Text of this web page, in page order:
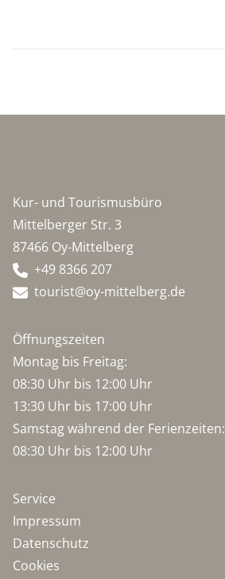
Kur- und Tourismusbüro
Mittelberger Str. 3
87466 Oy-Mittelberg
+49 8366 207
tourist@oy-mittelberg.de
Öffnungszeiten
Montag bis Freitag:
08:30 Uhr bis 12:00 Uhr
13:30 Uhr bis 17:00 Uhr
Samstag während der Ferienzeiten:
08:30 Uhr bis 12:00 Uhr
Service
Impressum
Datenschutz
Cookies